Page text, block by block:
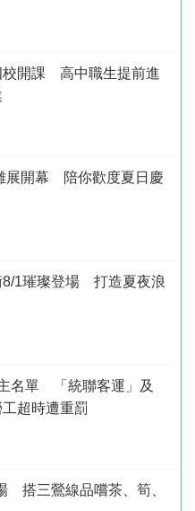
校開課 高中職生提前進
展開幕 陪你歡度夏日慶
8/1璀璨登場 打造夏夜浪
名單 「統聯客運」及
工超時遭重罰
搭三鶯線品嚐茶、筍、